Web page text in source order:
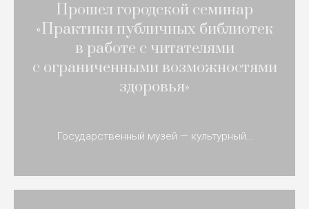
Прошел городской семинар
«Практики публичных библиотек
в работе с читателями
с ограниченными возможностями
здоровья»
Государственный музей — культурный…